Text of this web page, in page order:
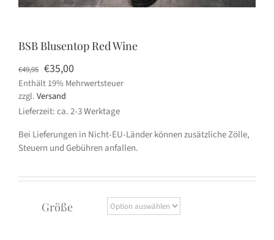
BSB Blusentop Red Wine
€49,95 Ursprünglicher
Preis
war:
€49,95
€35,00Aktueller
Preis
€35,00.
Enthält 19% Mehrwertsteuer
zzgl.Versand
Lieferzeit: ca. 2-3 Werktage
Bei Lieferungen in Nicht-EU-Länder können zusätzliche Zölle,
Steuern und Gebühren anfallen.
Größe